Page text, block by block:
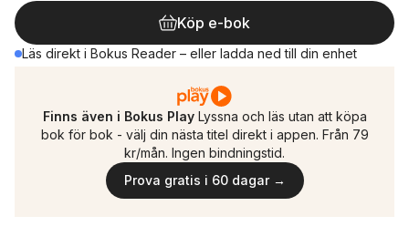
Köp e-bok
Läs direkt i Bokus Reader – eller ladda ned till din enhet
Finns även i Bokus Play Lyssna och läs utan att köpa
bok för bok - välj din nästa titel direkt i appen. Från 79
kr/mån. Ingen bindningstid.
Prova gratis i 60 dagar →